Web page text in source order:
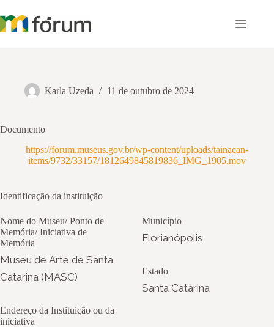
para
o
Karla Uzeda 11 de outubro de 2024
Documento
https://forum.museus.gov.br/wp-content/uploads/tainacan-
items/9732/33157/1812649845819836_IMG_1905.mov
Identificação da instituição
Nome do Museu/ Ponto de
Memória/ Iniciativa de
Memória
Museu de Arte de Santa
Catarina (MASC)
Endereço da Instituição ou da
iniciativa
Município
Florianópolis
Estado
Santa Catarina